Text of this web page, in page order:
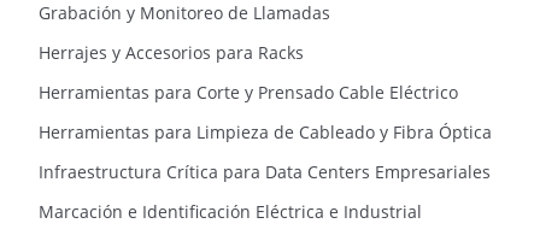
Grabación y Monitoreo de Llamadas
Herrajes y Accesorios para Racks
Herramientas para Corte y Prensado Cable Eléctrico
Herramientas para Limpieza de Cableado y Fibra Óptica
Infraestructura Crítica para Data Centers Empresariales
Marcación e Identificación Eléctrica e Industrial